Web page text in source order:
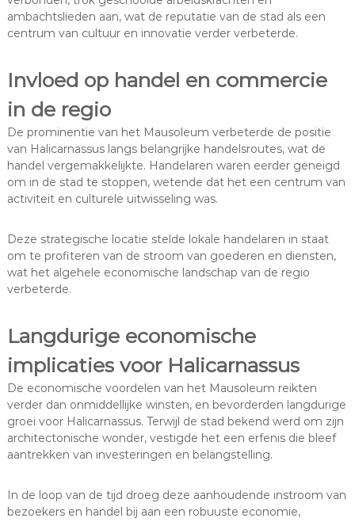
ambachtslieden aan, wat de reputatie van de stad als een
centrum van cultuur en innovatie verder verbeterde.
Invloed op handel en commercie
in de regio
De prominentie van het Mausoleum verbeterde de positie
van Halicarnassus langs belangrijke handelsroutes, wat de
handel vergemakkelijkte. Handelaren waren eerder geneigd
om in de stad te stoppen, wetende dat het een centrum van
activiteit en culturele uitwisseling was.
Deze strategische locatie stelde lokale handelaren in staat
om te profiteren van de stroom van goederen en diensten,
wat het algehele economische landschap van de regio
verbeterde.
Langdurige economische
implicaties voor Halicarnassus
De economische voordelen van het Mausoleum reikten
verder dan onmiddellijke winsten, en bevorderden langdurige
groei voor Halicarnassus. Terwijl de stad bekend werd om zijn
architectonische wonder, vestigde het een erfenis die bleef
aantrekken van investeringen en belangstelling.
In de loop van de tijd droeg deze aanhoudende instroom van
bezoekers en handel bij aan een robuuste economie,